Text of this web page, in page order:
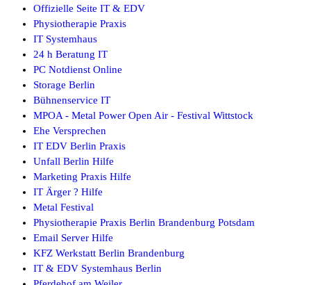
Offizielle Seite IT & EDV
Physiotherapie Praxis
IT Systemhaus
24 h Beratung IT
PC Notdienst Online
Storage Berlin
Bühnenservice IT
MPOA - Metal Power Open Air - Festival Wittstock
Ehe Versprechen
IT EDV Berlin Praxis
Unfall Berlin Hilfe
Marketing Praxis Hilfe
IT Ärger ? Hilfe
Metal Festival
Physiotherapie Praxis Berlin Brandenburg Potsdam
Email Server Hilfe
KFZ Werkstatt Berlin Brandenburg
IT & EDV Systemhaus Berlin